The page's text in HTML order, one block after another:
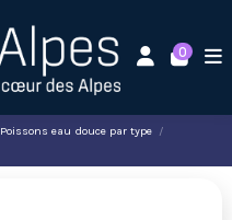
0
Poissons eau douce par type